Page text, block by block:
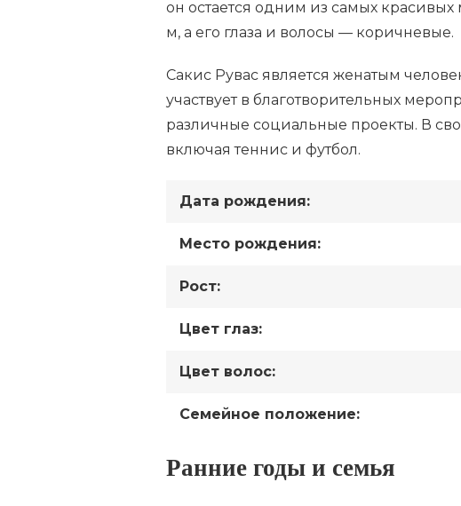
он остается одним из самых красивых
м, а его глаза и волосы — коричневые.
Сакис Рувас является женатым
участвует в благотворительных
различные социальные проекты. В
включая теннис и футбол.
Дата рождения:
Место рождения:
Рост:
Цвет глаз:
Цвет волос:
Семейное положение:
Ранние годы и семья